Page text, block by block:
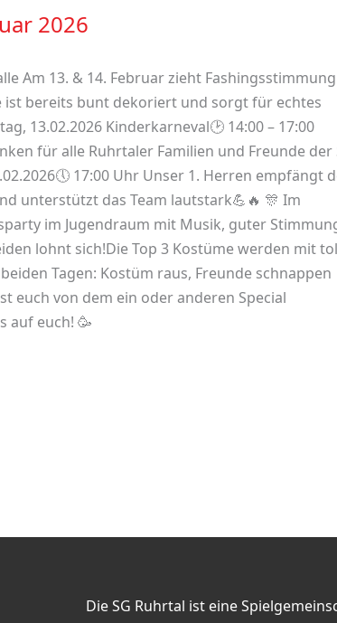
2026
Am 13. & 14. Februar zieht
ist bereits bunt dekoriert und sorgt für echtes
13.02.2026 Kinderkarneval🕑 14:00 – 17:00
für alle Ruhrtaler Familien und Freunde der
17:00 Uhr Unser 1. Herren empfängt
unterstützt das Team lautstark💪🔥 🎊 Im
im Jugendraum mit Musik, guter
lohnt sich!Die Top 3 Kostüme werden mit
Tagen: Kostüm raus, Freunde schnappen
euch von dem ein oder anderen Special
auf euch! 🥳
Die SG Ruhrtal ist eine